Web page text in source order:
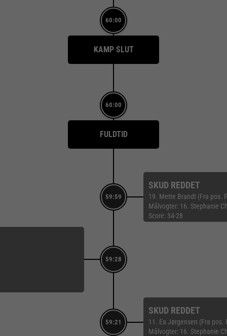
60:00
KAMP SLUT
60:00
FULDTID
59:59
SKUD REDDET
19. Mette Brandt (Fra pos.
Målvogter: 16. Stephanie
Score: 34-28
59:28
59:21
SKUD REDDET
11. Ea Jørgensen (Fra pos.
Målvogter: 16. Stephanie